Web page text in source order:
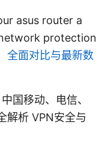
asus router a
protection
全面对比与最新数
国移动、电信、
解析 VPN安全与